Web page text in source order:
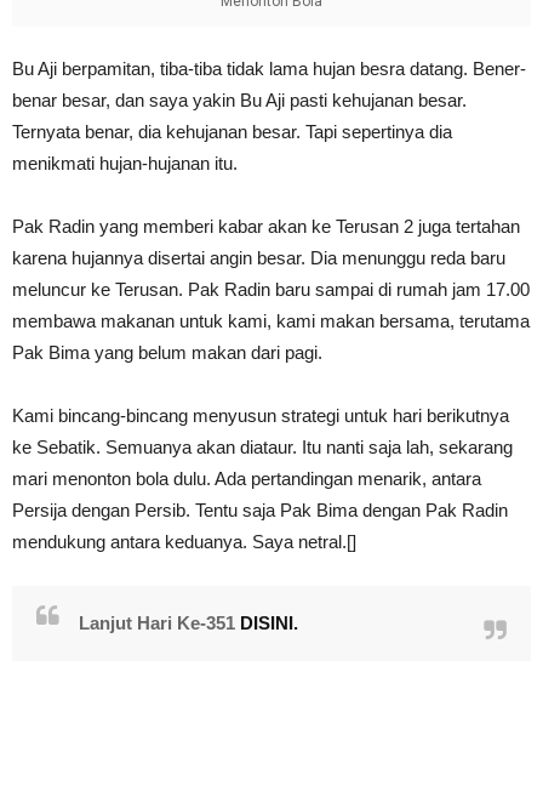
Bu Aji berpamitan, tiba-tiba tidak lama hujan besra datang. Bener-
benar besar, dan saya yakin Bu Aji pasti kehujanan besar.
Ternyata benar, dia kehujanan besar. Tapi sepertinya dia
menikmati hujan-hujanan itu.
Pak Radin yang memberi kabar akan ke Terusan 2 juga tertahan
karena hujannya disertai angin besar. Dia menunggu reda baru
meluncur ke Terusan. Pak Radin baru sampai di rumah jam 17.00
membawa makanan untuk kami, kami makan bersama, terutama
Pak Bima yang belum makan dari pagi.
Kami bincang-bincang menyusun strategi untuk hari berikutnya
ke Sebatik. Semuanya akan diataur. Itu nanti saja lah, sekarang
mari menonton bola dulu. Ada pertandingan menarik, antara
Persija dengan Persib. Tentu saja Pak Bima dengan Pak Radin
mendukung antara keduanya. Saya netral.[]
Lanjut Hari Ke-351 DISINI.